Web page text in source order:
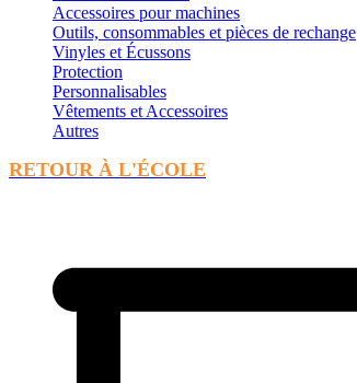
Accessoires pour machines
Outils, consommables et pièces de rechange
Vinyles et Écussons
Protection
Personnalisables
Vêtements et Accessoires
Autres
RETOUR À L'ÉCOLE